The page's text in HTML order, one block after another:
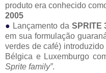
produto era conhecido
2005
● Lançamento da SPRITE
em sua formulação
verdes de café)
Bélgica e Luxemburgo
Sprite family”.